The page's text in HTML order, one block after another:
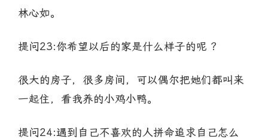
林心如。
提问23:你希望以后的家是什么样子的呢 ？
很大的房子，很多房间，可以偶尔把她们都叫来
一起住，看我养的小鸡小鸭。
提问24:遇到自己不喜欢的人拼命追求自己怎么